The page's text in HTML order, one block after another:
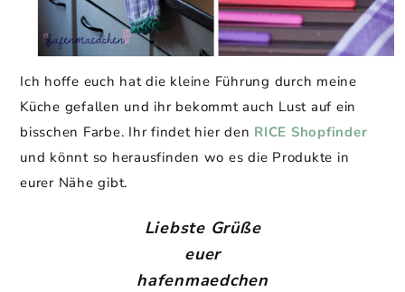
Ich hoffe euch hat die kleine Führung durch meine
Küche gefallen und ihr bekommt auch Lust auf ein
bisschen Farbe. Ihr findet hier den RICE Shopfinder
und könnt so herausfinden wo es die Produkte in
eurer Nähe gibt.
Liebste Grüße
euer
hafenmaedchen